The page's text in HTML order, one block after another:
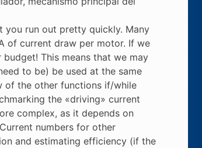
you run out pretty quickly. Many
of current draw per motor. If we
This means that we may
to be) be used at the same
of the other functions if/while
the «driving» current
complex, as it depends on
numbers for other
and estimating efficiency (if the